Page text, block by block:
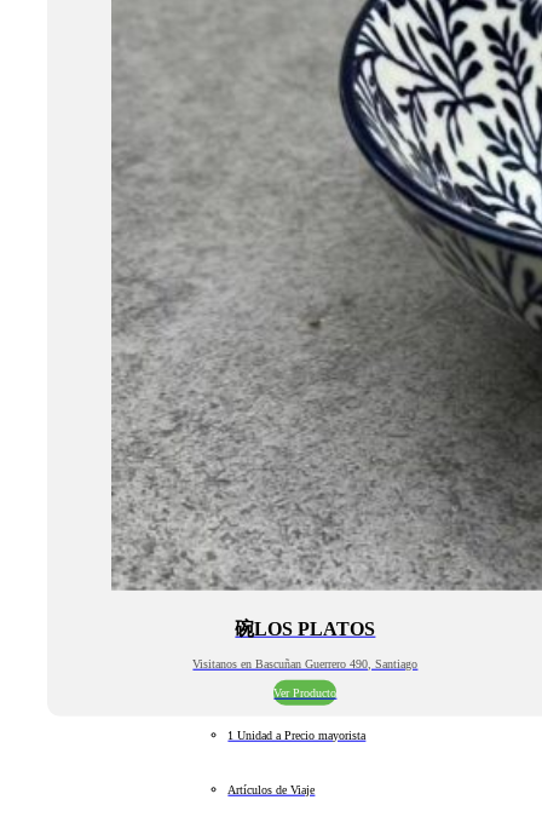
碗LOS PLATOS
Visitanos en Bascuñan Guerrero 490, Santiago
Ver Producto
1 Unidad a Precio mayorista
Artículos de Viaje